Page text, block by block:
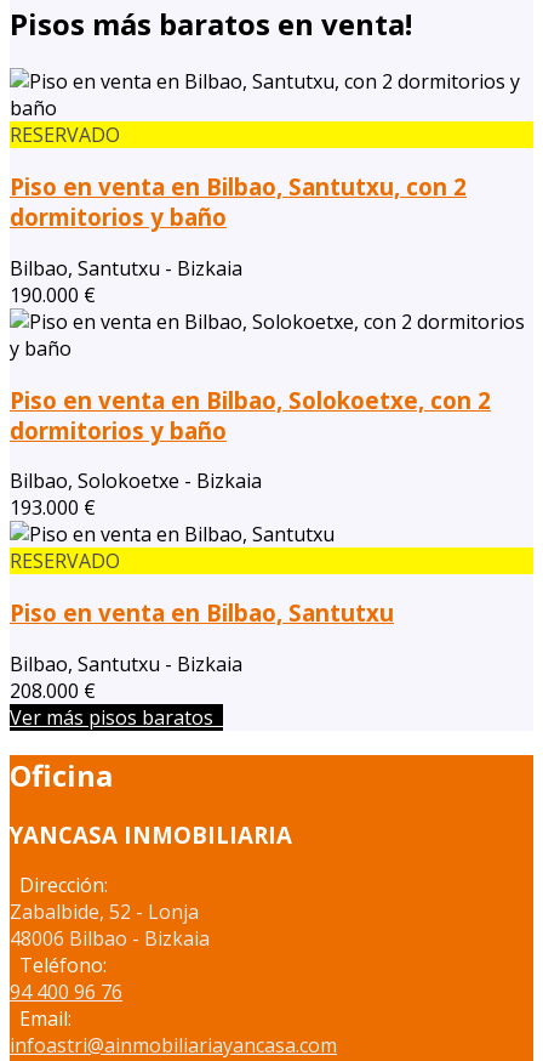
Pisos más baratos en venta!
RESERVADO
Piso en venta en Bilbao, Santutxu, con 2
dormitorios y baño
Bilbao, Santutxu - Bizkaia
190.000 €
Piso en venta en Bilbao, Solokoetxe, con 2
dormitorios y baño
Bilbao, Solokoetxe - Bizkaia
193.000 €
RESERVADO
Piso en venta en Bilbao, Santutxu
Bilbao, Santutxu - Bizkaia
208.000 €
Ver más pisos baratos
Oficina
YANCASA INMOBILIARIA
Dirección:
Zabalbide, 52 - Lonja
48006 Bilbao - Bizkaia
Teléfono:
94 400 96 76
Email:
infoastri@ainmobiliariayancasa.com